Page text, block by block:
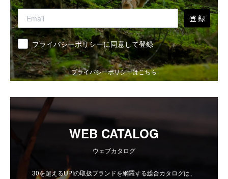
登 録
同意 プライバシーポリシーに同意して登録
プライバシーポリシーはこちら
WEB CATALOG
ウェブカタログ
30を超えるUPIの取扱ブランドを網羅する総合カタログは、